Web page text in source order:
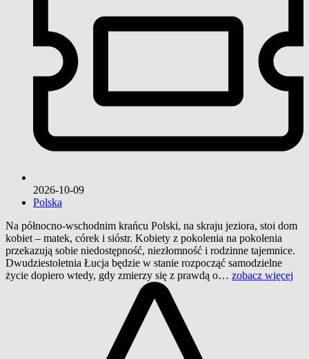
2026-10-09
Polska
Na północno-wschodnim krańcu Polski, na skraju jeziora, stoi dom
kobiet – matek, córek i sióstr. Kobiety z pokolenia na pokolenia
przekazują sobie niedostępność, niezłomność i rodzinne tajemnice.
Dwudziestoletnia Łucja będzie w stanie rozpocząć samodzielne
życie dopiero wtedy, gdy zmierzy się z prawdą o… zobacz więcej